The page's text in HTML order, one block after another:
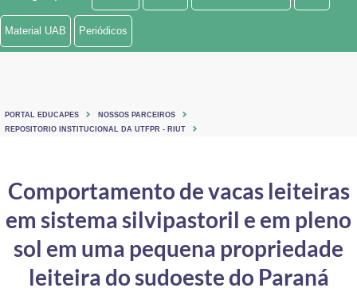
Ministério de Minas e Energia
Ministério do Turismo
Controladoria-Geral da União
Ministério da Mulher, da Família e dos Direitos Humanos
Secretaria-Geral
Material UAB Periódicos
PORTAL EDUCAPES
NOSSOS PARCEIROS
REPOSITORIO INSTITUCIONAL DA UTFPR - RIUT
Comportamento de vacas leiteiras
em sistema silvipastoril e em pleno
sol em uma pequena propriedade
leiteira do sudoeste do Paraná